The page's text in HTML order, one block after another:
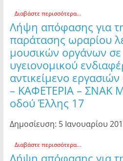
Διαβάστε περισσότερα...
Λήψη απόφασης για
παράτασης ωραρίου
μουσικών οργάνων
υγειονομικού
αντικείμενο
– ΚΑΦΕΤΕΡΙΑ – ΣΝΑΚ
οδού Έλλης 17
Δημοσίευση: 5 Ιανουαρίου
Διαβάστε περισσότερα...
Λήψη απόφασης για